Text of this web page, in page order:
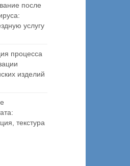
после
услугу
процесса
изделий
текстура